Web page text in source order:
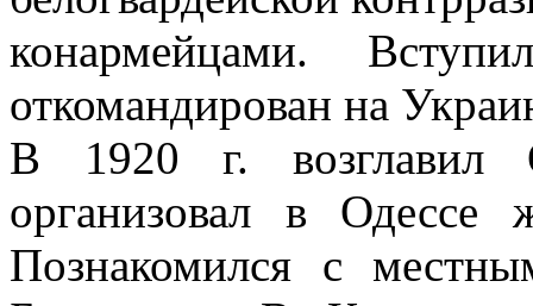
конармейцами.
откомандирован на
В 1920 г. возглавил
организовал в Одессе
Познакомился с